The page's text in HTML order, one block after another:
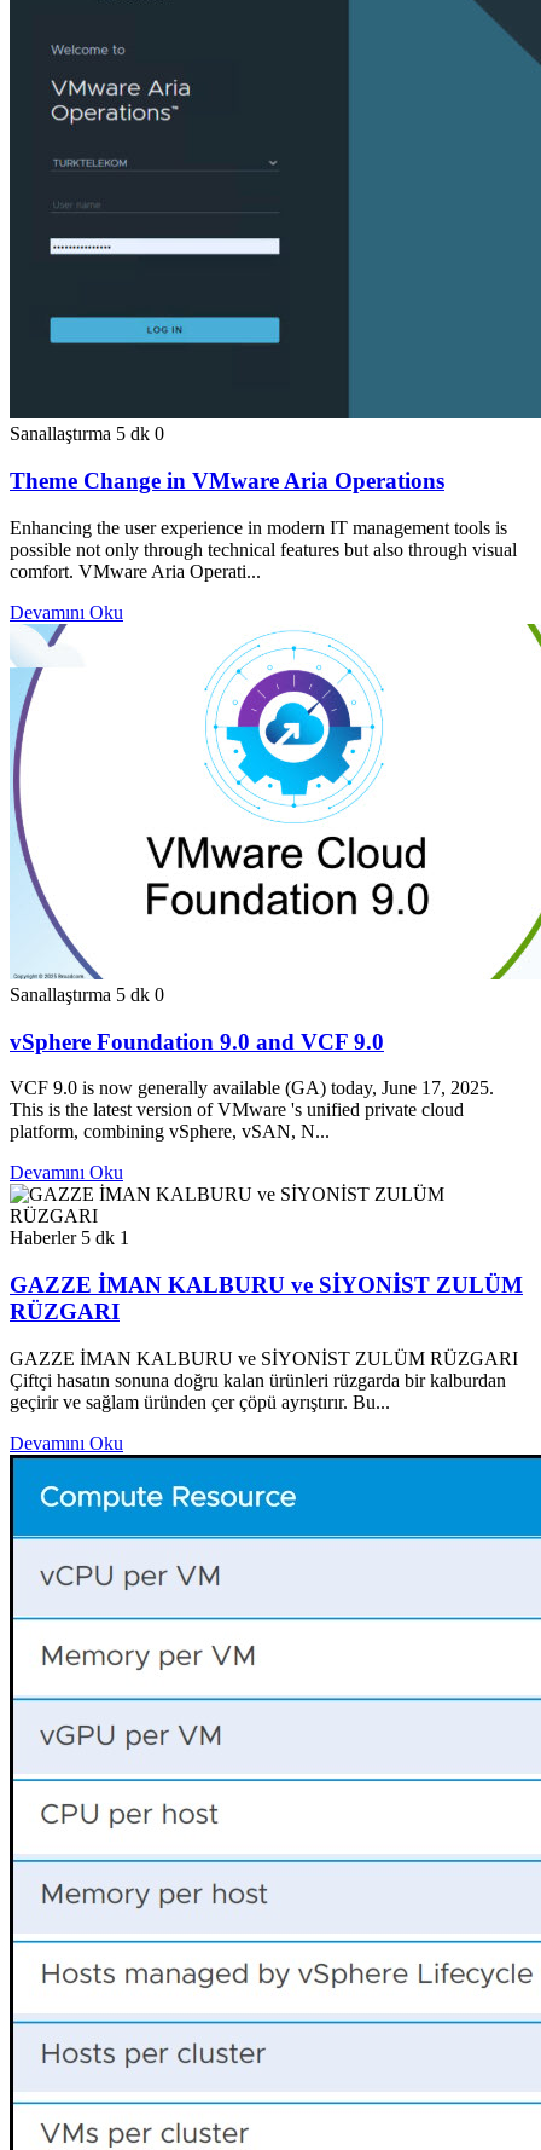
Sanallaştırma 5 dk 0
Theme Change in VMware Aria Operations
Enhancing the user experience in modern IT management tools is
possible not only through technical features but also through visual
comfort. VMware Aria Operati...
Devamını Oku
Sanallaştırma 5 dk 0
vSphere Foundation 9.0 and VCF 9.0
VCF 9.0 is now generally available (GA) today, June 17, 2025.
This is the latest version of VMware 's unified private cloud
platform, combining vSphere, vSAN, N...
Devamını Oku
Haberler 5 dk 1
GAZZE İMAN KALBURU ve SİYONİST ZULÜM
RÜZGARI
GAZZE İMAN KALBURU ve SİYONİST ZULÜM RÜZGARI
Çiftçi hasatın sonuna doğru kalan ürünleri rüzgarda bir kalburdan
geçirir ve sağlam üründen çer çöpü ayrıştırır. Bu...
Devamını Oku